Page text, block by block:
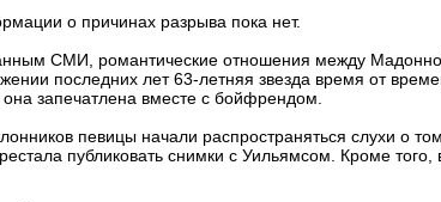
о причинах разрыва пока нет.
СМИ, романтические отношения между
последних лет 63-летняя звезда время от
запечатлена вместе с бойфрендом.
певицы начали распространяться слухи о
публиковать снимки с Уильямсом. Кроме